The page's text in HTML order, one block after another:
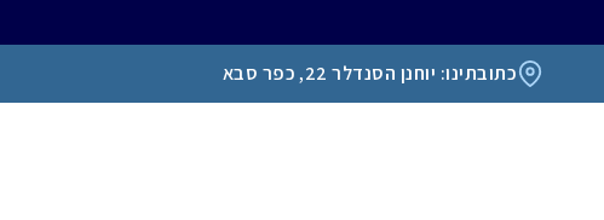
כתובתינו: יוחנן הסנדלר 22, כפר סבא